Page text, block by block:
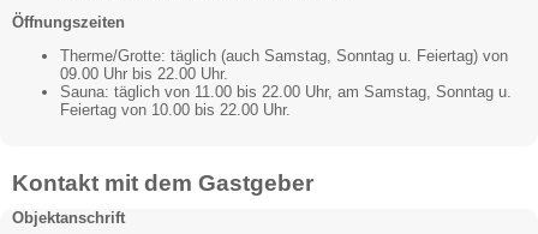
Öffnungszeiten
Therme/Grotte: täglich (auch Samstag, Sonntag u. Feiertag) von
09.00 Uhr bis 22.00 Uhr.
Sauna: täglich von 11.00 bis 22.00 Uhr, am Samstag, Sonntag u.
Feiertag von 10.00 bis 22.00 Uhr.
Kontakt mit dem Gastgeber
Objektanschrift